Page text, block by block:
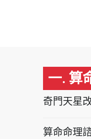
一. 算
奇門天星
算命命理